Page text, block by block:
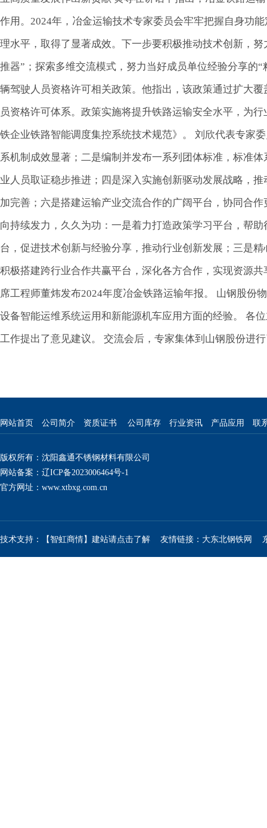
作用。2024年，冶金运输技术专家委员会牢牢把握自身功
理水平，取得了显著成效。下一步要积极推动技术创新，
推器”；探索多维交流模式，努力当好成员单位经验分享的
辆驾驶人员资格许可相关政策。他指出，该政策通过扩大
员资格许可体系。政策实施将提升铁路运输安全水平，为
铁企业铁路智能调度集控系统技术规范》。 刘欣代表专家
系机制成效显著；二是编制并发布一系列团体标准，标准
业人员取证稳步推进；四是深入实施创新驱动发展战略，
加完善；六是搭建运输产业交流合作的广阔平台，协同合
向持续发力，久久为功：一是着力打造政策学习平台，帮
台，促进技术创新与经验分享，推动行业创新发展；三是
积极搭建跨行业合作共赢平台，深化各方合作，实现资源
席工程师董炜发布2024年度冶金铁路运输年报。 山钢股份
设备智能运维系统运用和新能源机车应用方面的经验。 各
工作提出了意见建议。 交流会后，专家集体到山钢股份进
网站首页 公司简介 资质证书 公司库存 行业资讯 产品应用 联
版权所有：沈阳鑫通不锈钢材料有限公司
网站备案：辽ICP备2023006464号-1
官方网址： www.xtbxg.com.cn
技术支持：【智虹商情】建站请点击了解 友情链接： 大东北钢铁网